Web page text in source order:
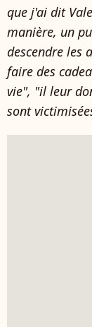
que j'ai dit
manière, un
descendre les
faire des
vie", "il leur
sont